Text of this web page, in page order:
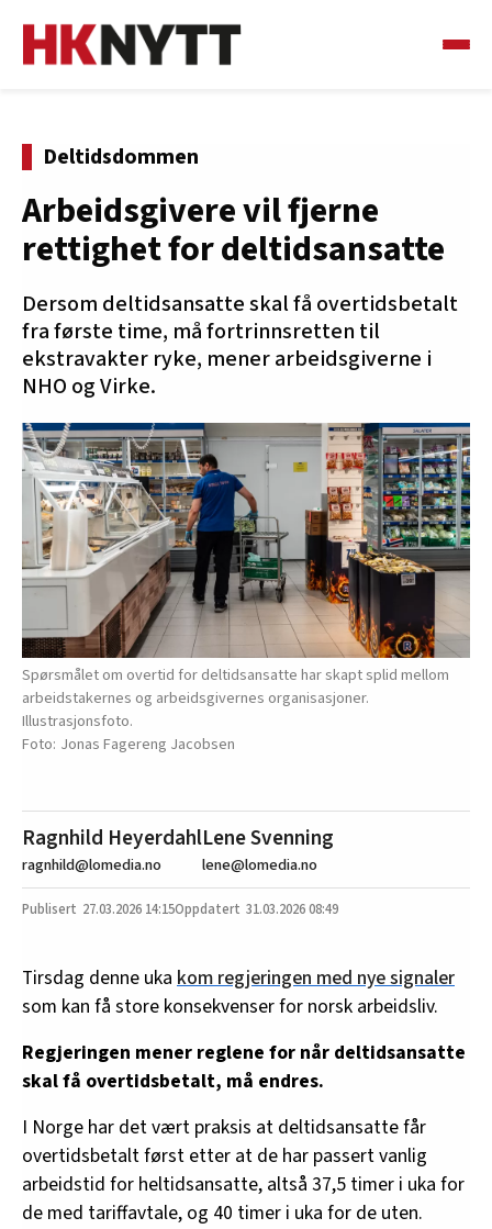
Deltidsdommen
Arbeidsgivere vil fjerne
rettighet for deltidsansatte
Dersom deltidsansatte skal få overtidsbetalt
fra første time, må fortrinnsretten til
ekstravakter ryke, mener arbeidsgiverne i
NHO og Virke.
Spørsmålet om overtid for deltidsansatte har skapt splid mellom
arbeidstakernes og arbeidsgivernes organisasjoner.
Illustrasjonsfoto.
Jonas Fagereng Jacobsen
Ragnhild Heyerdahl
ragnhild@lomedia.no
Lene Svenning
lene@lomedia.no
27.03.2026 14:15 31.03.2026 08:49
Tirsdag denne uka kom regjeringen med nye signaler
som kan få store konsekvenser for norsk arbeidsliv.
Regjeringen mener reglene for når deltidsansatte
skal få overtidsbetalt, må endres.
I Norge har det vært praksis at deltidsansatte får
overtidsbetalt først etter at de har passert vanlig
arbeidstid for heltidsansatte, altså 37,5 timer i uka for
de med tariffavtale, og 40 timer i uka for de uten.